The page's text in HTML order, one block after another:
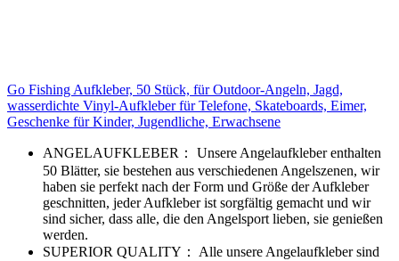
Go Fishing Aufkleber, 50 Stück, für Outdoor-Angeln, Jagd,
wasserdichte Vinyl-Aufkleber für Telefone, Skateboards, Eimer,
Geschenke für Kinder, Jugendliche, Erwachsene
ANGELAUFKLEBER： Unsere Angelaufkleber enthalten
50 Blätter, sie bestehen aus verschiedenen Angelszenen, wir
haben sie perfekt nach der Form und Größe der Aufkleber
geschnitten, jeder Aufkleber ist sorgfältig gemacht und wir
sind sicher, dass alle, die den Angelsport lieben, sie genießen
werden.
SUPERIOR QUALITY： Alle unsere Angelaufkleber sind